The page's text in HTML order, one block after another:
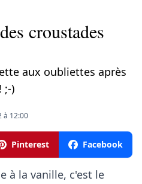
croustades
aux oubliettes après
;-)
à 12:00
Pinterest Facebook
à la vanille, c'est le